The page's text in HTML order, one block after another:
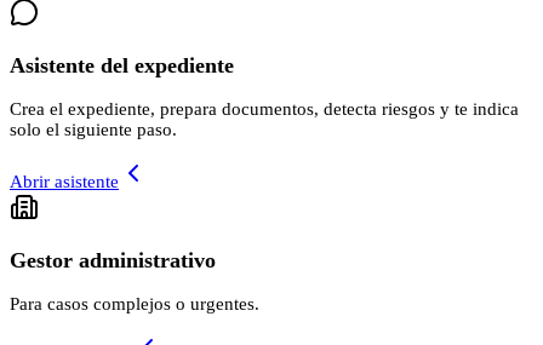
Asistente del expediente
Crea el expediente, prepara documentos, detecta riesgos y te indica
solo el siguiente paso.
Abrir asistente
Gestor administrativo
Para casos complejos o urgentes.